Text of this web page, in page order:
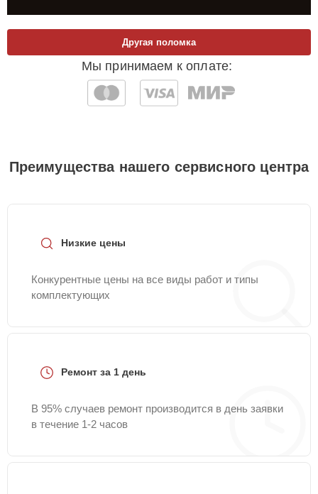
Мы принимаем к оплате:
Другая поломка
Преимущества нашего сервисного центра
Низкие цены
Конкурентные цены на все виды работ и типы
комплектующих
Ремонт за 1 день
В 95% случаев ремонт производится в день заявки
в течение 1-2 часов